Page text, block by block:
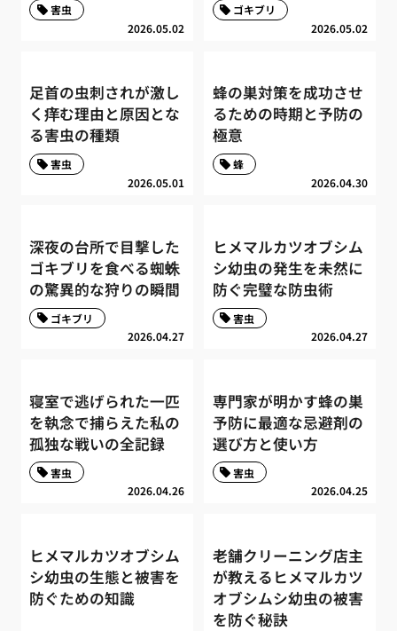
2026.05.02
害虫
2026.05.02
ゴキブリ
足首の虫刺されが激し
く痒む理由と原因とな
る害虫の種類
2026.05.01
害虫
蜂の巣対策を成功させ
るための時期と予防の
極意
2026.04.30
蜂
深夜の台所で目撃した
ゴキブリを食べる蜘蛛
の驚異的な狩りの瞬間
2026.04.27
ゴキブリ
ヒメマルカツオブシム
シ幼虫の発生を未然に
防ぐ完璧な防虫術
2026.04.27
害虫
寝室で逃げられた一匹
を執念で捕らえた私の
孤独な戦いの全記録
2026.04.26
害虫
専門家が明かす蜂の巣
予防に最適な忌避剤の
選び方と使い方
2026.04.25
害虫
ヒメマルカツオブシム
シ幼虫の生態と被害を
防ぐための知識
老舗クリーニング店主
が教えるヒメマルカツ
オブシムシ幼虫の被害
を防ぐ秘訣